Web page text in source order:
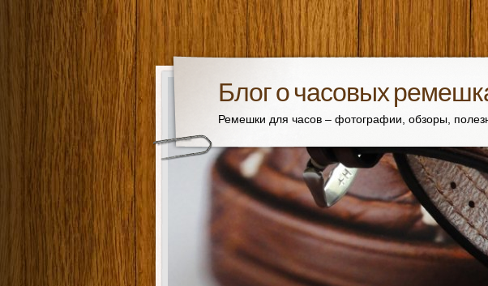
Блог о часовых
Ремешки для часов – фотографии, обзоры,